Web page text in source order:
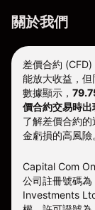
關於我們
差價合約
能放大收益，但
數據顯示，
價合約交易時出
了解差價合約
金虧損的高風險
Capital Com
公司註冊號碼
Investments